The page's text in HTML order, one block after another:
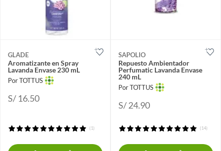
GLADE
Aromatizante en Spray
Lavanda Envase 230 mL
Por TOTTUS
S/ 16.50
(1)
SAPOLIO
Repuesto Ambientador
Perfumatic Lavanda Envase
240 mL
Por TOTTUS
S/ 24.90
(14)